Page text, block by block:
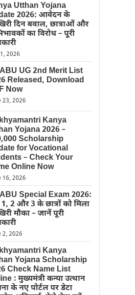
Utthan Yojana
2026: आवेदन के
दिन बवाल, छात्राओं और
का विरोध – पूरी
2026
UG 2nd Merit List
Released, Download
Now
23, 2026
Kanya
Yojana 2026 –
Scholarship
for Vocational
– Check Your
Online Now
16, 2026
Special Exam 2026:
1, 2 और 3 के छात्रों को मिला
मौका – जानें पूरी
2, 2026
Kanya
Yojana Scholarship
Check Name List
: मुख्यमंत्री कन्या उत्थान
के नए पोर्टल पर डेटा